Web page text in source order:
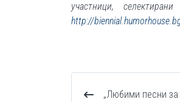
участници,
http://
„Любими песни